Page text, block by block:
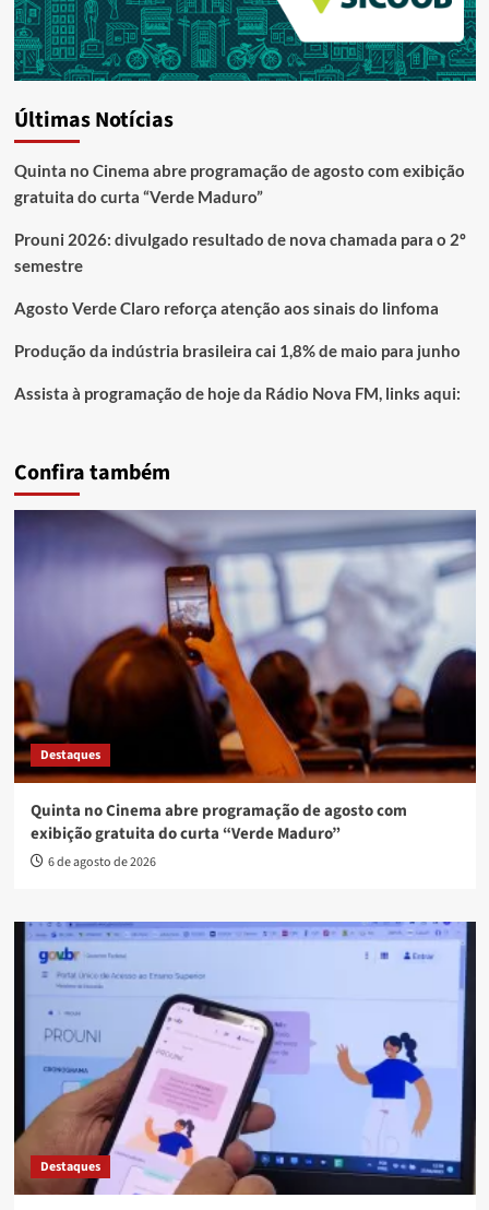
Últimas Notícias
Quinta no Cinema abre programação de agosto com exibição
gratuita do curta “Verde Maduro”
Prouni 2026: divulgado resultado de nova chamada para o 2º
semestre
Agosto Verde Claro reforça atenção aos sinais do linfoma
Produção da indústria brasileira cai 1,8% de maio para junho
Assista à programação de hoje da Rádio Nova FM, links aqui:
Confira também
Destaques
Quinta no Cinema abre programação de agosto com
exibição gratuita do curta “Verde Maduro”
6 de agosto de 2026
Destaques